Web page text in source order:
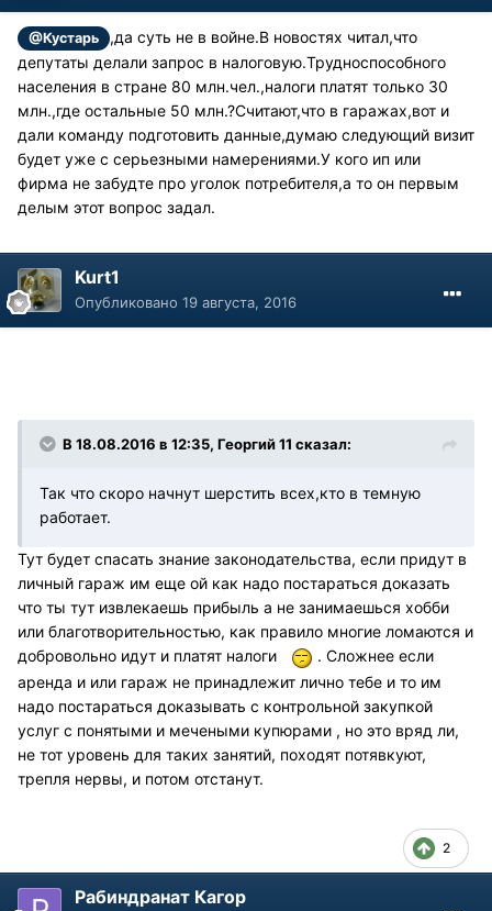
@Кустарь
,да суть не в войне.В новостях читал,что
депутаты делали запрос в налоговую.Трудноспособного
населения в стране 80 млн.чел.,налоги платят только 30
млн.,где остальные 50 млн.?Считают,что в гаражах,вот и
дали команду подготовить данные,думаю следующий визит
будет уже с серьезными намерениями.У кого ип или
фирма не забудте про уголок потребителя,а то он первым
делым этот вопрос задал.
Kurt1
Опубликовано 19 августа, 2016
В 18.08.2016 в 12:35, Георгий 11 сказал:
Так что скоро начнут шерстить всех,кто в темную
работает.
Тут будет спасать знание законодательства, если придут в
личный гараж им еще ой как надо постараться доказать
что ты тут извлекаешь прибыль а не занимаешься хобби
или благотворительностью, как правило многие ломаются и
добровольно идут и платят налоги
. Сложнее если
аренда и или гараж не принадлежит лично тебе и то им
надо постараться доказывать с контрольной закупкой
услуг с понятыми и мечеными купюрами , но это вряд ли,
не тот уровень для таких занятий, походят потявкуют,
трепля нервы, и потом отстанут.
2
Рабиндранат Кагор